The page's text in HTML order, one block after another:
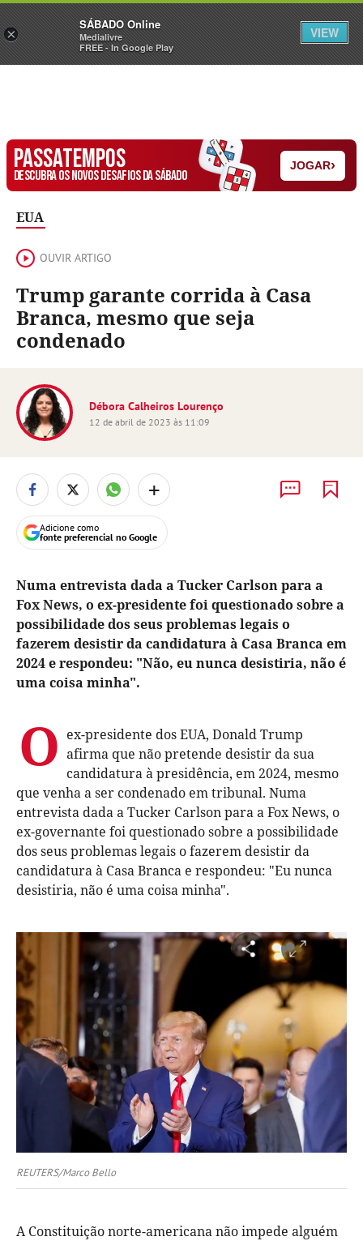
Sábado Assine Iniciar Sessão
PASSATEMPOS
DESCUBRA OS NOVOS DESAFIOS DA SÁBADO
JOGAR›
EUA
OUVIR ARTIGO
Trump garante corrida à Casa
Branca, mesmo que seja
condenado
Débora Calheiros Lourenço
12 de abril de 2023 às 11:09
+
Adicione como
fonte preferencial no Google
Numa entrevista dada a Tucker Carlson para a
Fox News, o ex-presidente foi questionado sobre a
possibilidade dos seus problemas legais o
fazerem desistir da candidatura à Casa Branca em
2024 e respondeu: "Não, eu nunca desistiria, não é
uma coisa minha".
O ex-presidente dos EUA, Donald Trump
afirma que não pretende desistir da sua
candidatura à presidência, em 2024, mesmo
que venha a ser condenado em tribunal. Numa
entrevista dada a Tucker Carlson para a Fox News, o
ex-governante foi questionado sobre a possibilidade
dos seus problemas legais o fazerem desistir da
candidatura à Casa Branca e respondeu: "Eu nunca
desistiria, não é uma coisa minha".
REUTERS/Marco Bello
A Constituição norte-americana não impede alguém
×
SÁBADO Online
Medialivre
FREE - In Google Play
VIEW